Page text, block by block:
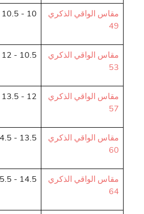
مقاس الواقي الذكري
49
10 - 10.5 سم
مقاس الواقي الذكري
53
10.5 - 12 سم
مقاس الواقي الذكري
57
12 - 13.5 سم
مقاس الواقي الذكري
60
13.5 - 14.5 سم
مقاس الواقي الذكري
64
14.5 - 15.5 سم